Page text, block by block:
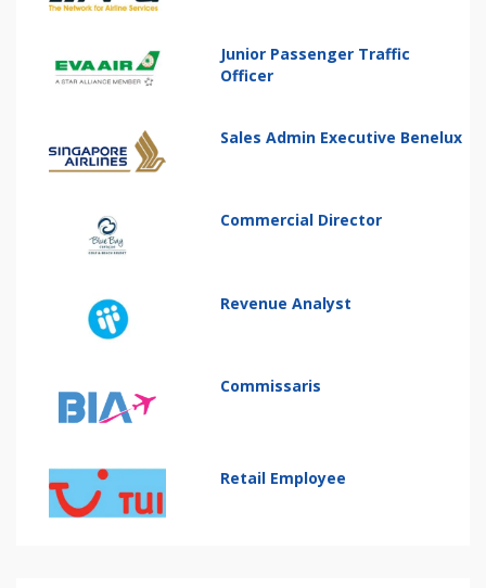
Junior Passenger Traffic
Officer
Sales Admin Executive Benelux
Commercial Director
Revenue Analyst
Commissaris
Retail Employee